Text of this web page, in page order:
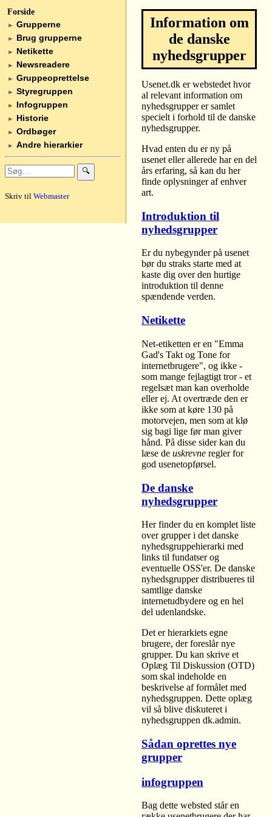
Forside
► Grupperne
► Brug grupperne
► Netikette
► Newsreadere
► Gruppeoprettelse
► Styregruppen
► Infogruppen
► Historie
► Ordbøger
► Andre hierarkier
🔍
Skriv til Webmaster
Information om
de danske
nyhedsgrupper
Usenet.dk er webstedet hvor
al relevant information om
nyhedsgrupper er samlet
specielt i forhold til de danske
nyhedsgrupper.
Hvad enten du er ny på
usenet eller allerede har en del
års erfaring, så kan du her
finde oplysninger af enhver
art.
Introduktion til
nyhedsgrupper
Er du nybegynder på usenet
bør du straks starte med at
kaste dig over den hurtige
introduktion til denne
spændende verden.
Netikette
Net-etiketten er en "Emma
Gad's Takt og Tone for
internetbrugere", og ikke -
som mange fejlagtigt tror - et
regelsæt man kan overholde
eller ej. At overtræde den er
ikke som at køre 130 på
motorvejen, men som at klø
sig bagi lige før man giver
hånd. På disse sider kan du
læse de uskrevne regler for
god usenetopførsel.
De danske
nyhedsgrupper
Her finder du en komplet liste
over grupper i det danske
nyhedsgruppehierarki med
links til fundatser og
eventuelle OSS'er. De danske
nyhedsgrupper distribueres til
samtlige danske
internetudbydere og en hel
del udenlandske.
Det er hierarkiets egne
brugere, der foreslår nye
grupper. Du kan skrive et
Oplæg Til Diskussion (OTD)
som skal indeholde en
beskrivelse af formålet med
nyhedsgruppen. Dette oplæg
vil så blive diskuteret i
nyhedsgruppen dk.admin.
Sådan oprettes nye
grupper
infogruppen
Bag dette websted står en